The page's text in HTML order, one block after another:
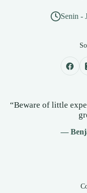
Senin -
“Beware of little
—